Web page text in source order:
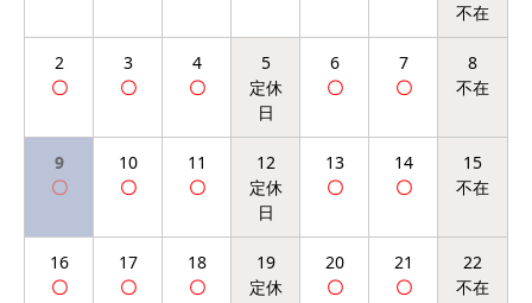
2 3 4 5 6 7 8
9 10 11 12 13 14 15
16 17 18 19 20 21 22